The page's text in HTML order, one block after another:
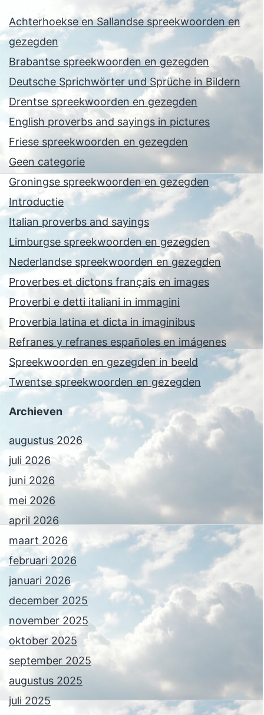
Achterhoekse en Sallandse spreekwoorden en
gezegden
Brabantse spreekwoorden en gezegden
Deutsche Sprichwörter und Sprüche in Bildern
Drentse spreekwoorden en gezegden
English proverbs and sayings in pictures
Friese spreekwoorden en gezegden
Geen categorie
Groningse spreekwoorden en gezegden
Introductie
Italian proverbs and sayings
Limburgse spreekwoorden en gezegden
Nederlandse spreekwoorden en gezegden
Proverbes et dictons français en images
Proverbi e detti italiani in immagini
Proverbia latina et dicta in imaginibus
Refranes y refranes españoles en imágenes
Spreekwoorden en gezegden in beeld
Twentse spreekwoorden en gezegden
Archieven
augustus 2026
juli 2026
juni 2026
mei 2026
april 2026
maart 2026
februari 2026
januari 2026
december 2025
november 2025
oktober 2025
september 2025
augustus 2025
juli 2025